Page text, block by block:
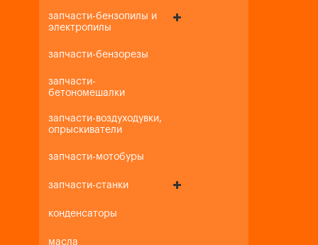
запчасти-бензопилы и
электропилы
запчасти-бензорезы
запчасти-
бетономешалки
запчасти-воздуходувки,
опрыскиватели
запчасти-мотобуры
запчасти-станки
конденсаторы
масла